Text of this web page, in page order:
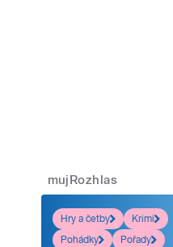
mujRozhlas
Hry a četby
Krimi
Pohádky
Pořady